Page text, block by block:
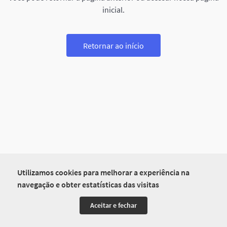
Utilizamos cookies para melhorar a experiência na
navegação e obter estatísticas das visitas
Aceitar e fechar
inicial.
Retornar ao início